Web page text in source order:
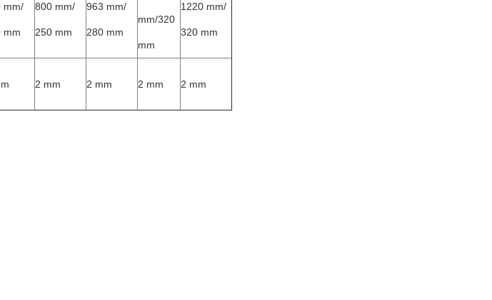
mm/
mm
800 mm/
250 mm
963 mm/
280 mm
mm/320
mm
1220 mm/
320 mm
2 mm 2 mm 2 mm 2 mm